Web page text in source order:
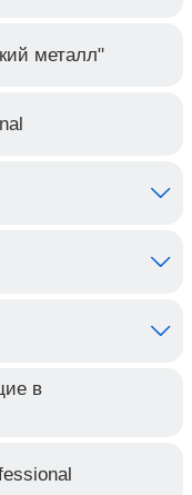
металл"
в